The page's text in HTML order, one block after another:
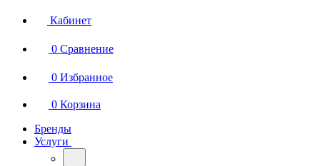
Кабинет
0 Сравнение
0 Избранное
0 Корзина
Бренды
Услуги